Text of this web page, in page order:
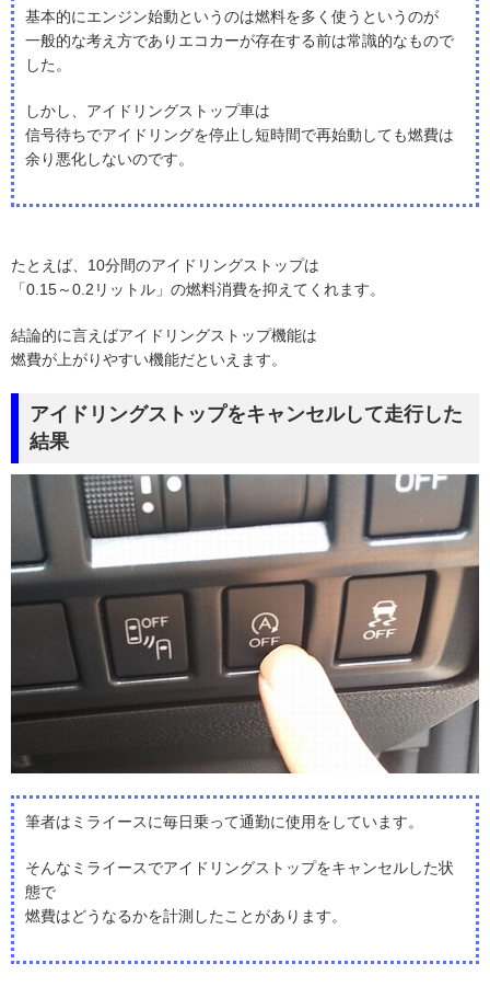
基本的にエンジン始動というのは燃料を多く使うというのが
一般的な考え方でありエコカーが存在する前は常識的なもので
した。
しかし、アイドリングストップ車は
信号待ちでアイドリングを停止し短時間で再始動しても燃費は
余り悪化しないのです。
たとえば、10分間のアイドリングストップは
「0.15～0.2リットル」の燃料消費を抑えてくれます。
結論的に言えばアイドリングストップ機能は
燃費が上がりやすい機能だといえます。
アイドリングストップをキャンセルして走行した
結果
筆者はミライースに毎日乗って通勤に使用をしています。
そんなミライースでアイドリングストップをキャンセルした状
態で
燃費はどうなるかを計測したことがあります。